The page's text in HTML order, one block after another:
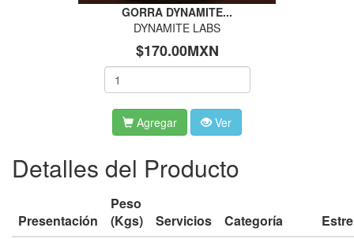
GORRA DYNAMITE...
DYNAMITE LABS
$170.00MXN
Agregar Ver
Detalles del Producto
Presentación
Peso
(Kgs)
Servicios Categoría